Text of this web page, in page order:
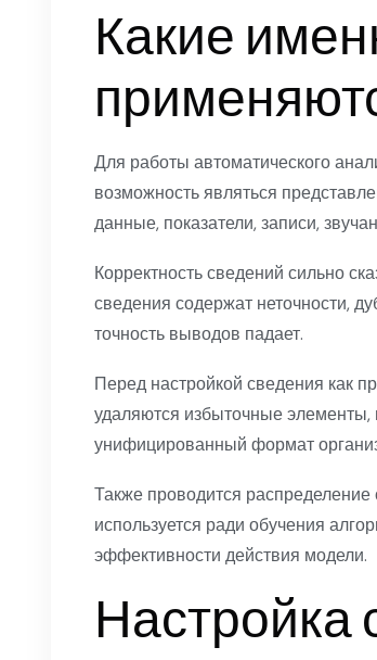
Какие
Для работы автоматического
возможность являться
данные, показатели, записи,
Корректность сведений сильно
сведения содержат неточности,
точность выводов падает.
Перед настройкой сведения как
удаляются избыточные
унифицированный формат
Также проводится
используется ради обучения
эффективности действия модели.
Настройка